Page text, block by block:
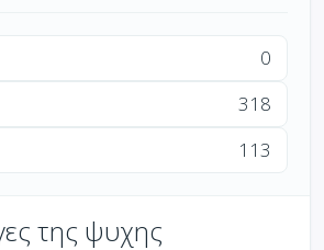
0
318
113
της ψυχης